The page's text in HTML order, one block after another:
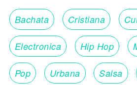
Bachata Cristiana
Electronica Hip Hop
Pop Urbana Salsa